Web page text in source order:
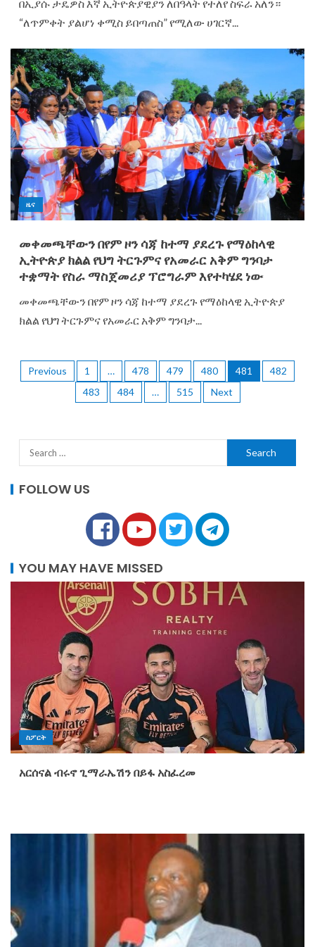
በኢያሱ ታዴዎስ እኛ ኢትዮጵያዊያን ለበዓላት የተለየ ስፍራ አለን።
“ለጥምቀት ያልሆነ ቀሚስ ይበጣጠስ” የሚለው ሀገርኛ...
ዜና
መቀመጫቸውን በየም ዞን ሳጃ ከተማ ያደረጉ የማዕከላዊ
ኢትዮጵያ ክልል የህግ ትርጉምና የአመራር አቅም ግንባታ
ተቋማት የስራ ማስጀመሪያ ፕሮግራም እየተካሄደ ነው
መቀመጫቸውን በየም ዞን ሳጃ ከተማ ያደረጉ የማዕከላዊ ኢትዮጵያ
ክልል የህግ ትርጉምና የአመራር አቅም ግንባታ...
Previous 1 … 478 479 480 481
482
483
484 … 515 Next
FOLLOW US
YOU MAY HAVE MISSED
ስፖርት
አርሰናል ብሩኖ ጊማራኤሽን በይፋ አስፈረመ